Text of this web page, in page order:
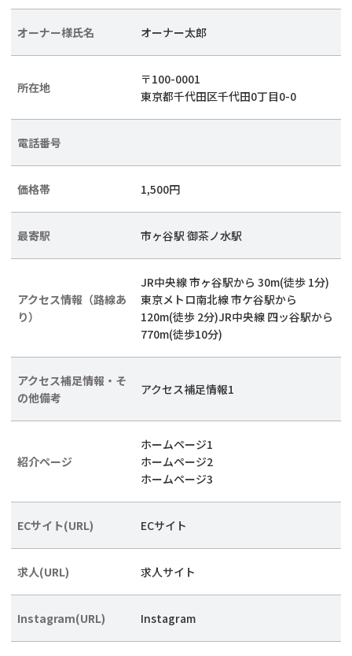
オーナー様氏名 オーナー太郎
所在地
〒100-0001
東京都千代田区千代田0丁目0-0
電話番号
価格帯 1,500円
最寄駅 市ヶ谷駅 御茶ノ水駅
アクセス情報（路線あ
り）
JR中央線 市ヶ谷駅から 30m(徒歩 1分)
東京メトロ南北線 市ケ谷駅から
120m(徒歩 2分)JR中央線 四ッ谷駅から
770m(徒歩10分)
アクセス補足情報・そ
の他備考
アクセス補足情報1
紹介ページ
ホームページ1
ホームページ2
ホームページ3
ECサイト(URL) ECサイト
求人(URL) 求人サイト
Instagram(URL) Instagram